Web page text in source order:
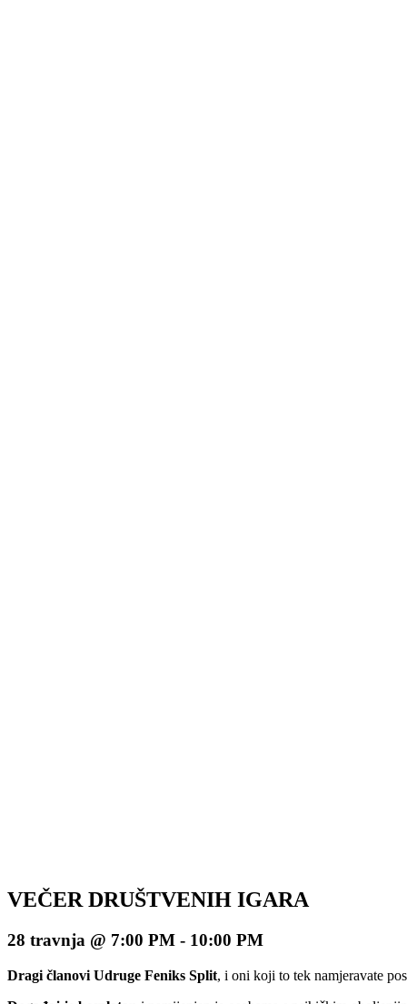
VEČER DRUŠTVENIH IGARA
28 travnja @ 7:00 PM - 10:00 PM
Dragi članovi Udruge Feniks Split, i oni koji to tek namjeravate